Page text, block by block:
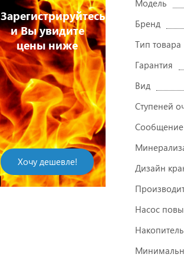
Зарегистрируйтесь
и Вы увидите
цены ниже
Хочу дешевле!
Напишите
на
товар и
получите
Модель
Бренд
Тип товара
Гарантия
Вид
Ступеней
Сообщение
Дизайн
Насос